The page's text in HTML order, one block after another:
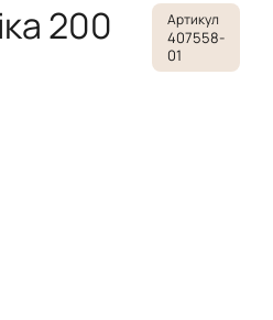
200
Артикул
407558-
01